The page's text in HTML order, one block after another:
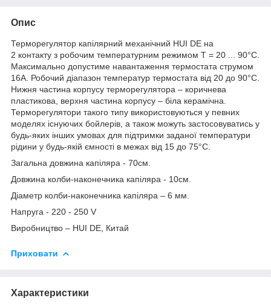
Опис
Терморегулятор капілярний механічний HUI DE на
2 контакту з робочим температурним режимом T = 20 ... 90°C.
Максимально допустиме навантаження термостата струмом
16А. Робочий діапазон температур термостата від 20 до 90°С.
Нижня частина корпусу терморегулятора – коричнева
пластикова, верхня частина корпусу – біла керамічна.
Терморегулятори такого типу використовуються у певних
моделях існуючих бойлерів, а також можуть застосовуватись у
будь-яких інших умовах для підтримки заданої температури
рідини у будь-якій ємності в межах від 15 до 75°С.
Загальна довжина капіляра - 70см.
Довжина колби-наконечника капіляра - 10см.
Діаметр колби-наконечника капіляра – 6 мм.
Напруга - 220 - 250 V
Виробництво – HUI DE, Китай
Приховати
Характеристики